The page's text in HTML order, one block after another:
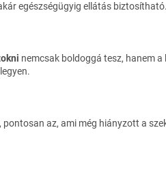
egészségügyig ellátás
nemcsak boldoggá tesz, hanem
, pontosan az, ami még hiányzott a